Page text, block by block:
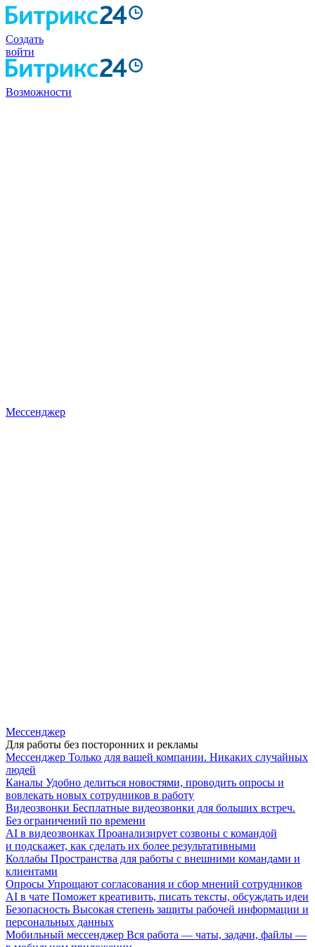
Создать
войти
Возможности
Мессенджер
Мессенджер
Для работы без посторонних и рекламы
Мессенджер Только для вашей компании. Никаких случайных
людей
Каналы Удобно делиться новостями, проводить опросы и
вовлекать новых сотрудников в работу
Видеозвонки Бесплатные видеозвонки для больших встреч.
Без ограничений по времени
AI в видеозвонках Проанализирует созвоны с командой
и подскажет, как сделать их более результативными
Коллабы Пространства для работы с внешними командами и
клиентами
Опросы Упрощают согласования и сбор мнений сотрудников
AI в чате Поможет креативить, писать тексты, обсуждать идеи
Безопасность Высокая степень защиты рабочей информации и
персональных данных
Мобильный мессенджер Вся работа — чаты, задачи, файлы —